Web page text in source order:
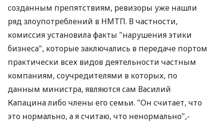
созданным препятствиям, ревизоры уже нашли
ряд злоупотреблений в НМТП. В частности,
комиссия установила факты "нарушения этики
бизнеса", которые заключались в передаче портом
практически всех видов деятельности частным
компаниям, соучредителями в которых, по
данным министра, являются сам Василий
Капацина либо члены его семьи. "Он считает, что
это нормально, а я считаю, что ненормально",-